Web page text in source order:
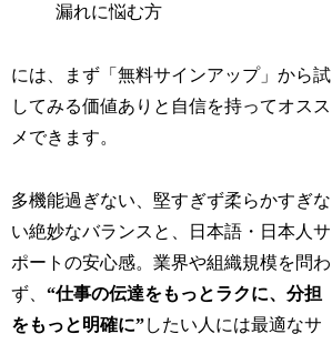
漏れに悩む方
には、まず「無料サインアップ」から試
してみる価値ありと自信を持ってオスス
メできます。
多機能過ぎない、堅すぎず柔らかすぎな
い絶妙なバランスと、日本語・日本人サ
ポートの安心感。業界や組織規模を問わ
ず、“仕事の伝達をもっとラクに、分担
をもっと明確に”したい人には最適なサ